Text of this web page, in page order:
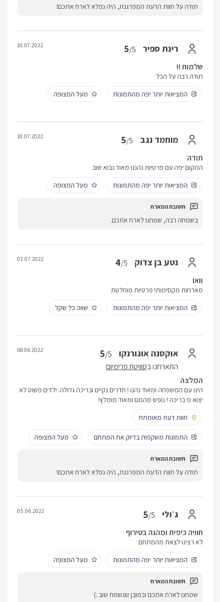
תודה על חוות הדעת המפרגנת, היה נפלא לארח אתכם!
רינת ספיר 5/5
10.07.2022
שלמות !!
תודה רבה על הכל
המציאות יותר יפה מהתמונות
מעל המצופה
מוחמד נגב 5/5
10.07.2022
תודה
המקום יפה עם פרטיות נהננו מאוד נבוא שוב
המציאות יותר יפה מהתמונות
מעל המצופה
בשמחה רבה, שמחנו לארח אתכם.
נטע בן צדוק 4/5
02.07.2022
וואו
מארחות מקסימות! פרטיות מוחלטת
המציאות יותר יפה מהתמונות
שווה כל שקל
אוקסנה אוגורנקו 5/5
התארחנו בסוויטת פרימיום
08.06.2022
המלצה
הינו עם המשפחה ומאוד נהנו ! חדרים נקיים ובריכה גדולה. ילדים פשוט לא
יצוא מ בריכה ! נופש מהמם ומאוד מומלץ!
חוות דעת מאומתת
התמונות משקפות בדיוק את המתחם מעל המצופה
תודה על חוות הדעת המפרגנת, היה נפלא לארח אתכם!
ג׳ולי 5/5
05.06.2022
חוויה כיפית ומהנה בטירוף
לא רצינו לצאת מהמתחם
המציאות יותר יפה מהתמונות
מעל המצופה
שמחנו לארח אתכם וכמובן שנשמח שוב :)